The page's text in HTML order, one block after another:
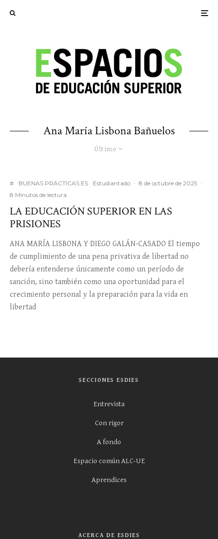
Ana María Lisbona Bañuelos
Último
# BUENAS PRÁCTICAS ES Estudiantado · 8 de octubre de 2025 ·
8 Minutos de lectura
LA EDUCACIÓN SUPERIOR EN LAS
PRISIONES
ANA MARÍA LISBONA Y DIEGO GALÁN-CASADO El tiempo
de cumplimiento de una pena privativa de libertad no
debería entenderse únicamente como un período de
sanción, sino también como una oportunidad para el
crecimiento personal y la preparación para la vida en
libertad
SECCIONES ESDIES
Entrevista
Con rigor
A fondo
Espacio común ALC-UE
Aprendices
ACERCA DE ESDIES